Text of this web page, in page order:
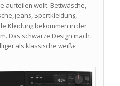
aufteilen wollt. Bettwäsche,
Jeans, Sportkleidung,
Kleidung bekommen in der
Das schwarze Design macht
als klassische weiße